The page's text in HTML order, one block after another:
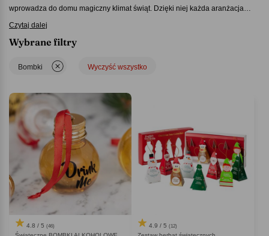
wprowadza do domu magiczny klimat świąt. Dzięki niej każda aranżacja
nabiera blasku, a wspólne ubieranie choinki staje się wyjątkowym rytuałem.
idealne zarówno do klasycznych wnętrz, jak i tych bardziej nowoczesnych.
To piękny detal, który zawsze wywołuje uśmiech i buduje świąteczną
Czytaj dalej
Wybrane filtry
Bombki Wyczyść wszystko
4.8 / 5 (46) 4.9 / 5 (12)